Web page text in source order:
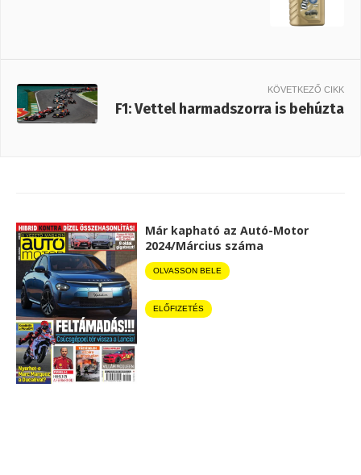
KÖVETKEZŐ CIKK
F1: Vettel harmadszorra is behúzta
Már kapható az Autó-Motor
2024/Március száma
OLVASSON BELE
ELŐFIZETÉS